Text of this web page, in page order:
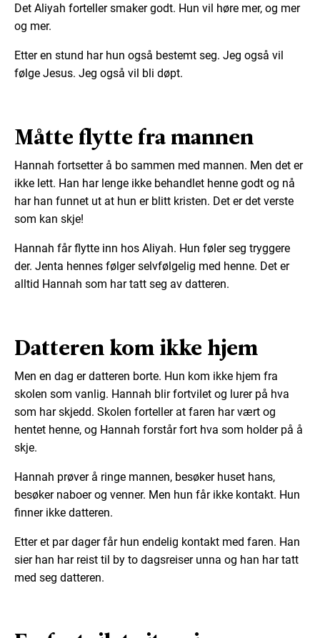
Det Aliyah forteller smaker godt. Hun vil høre mer, og mer
og mer.
Etter en stund har hun også bestemt seg. Jeg også vil
følge Jesus. Jeg også vil bli døpt.
Måtte flytte fra mannen
Hannah fortsetter å bo sammen med mannen. Men det er
ikke lett. Han har lenge ikke behandlet henne godt og nå
har han funnet ut at hun er blitt kristen. Det er det verste
som kan skje!
Hannah får flytte inn hos Aliyah. Hun føler seg tryggere
der. Jenta hennes følger selvfølgelig med henne. Det er
alltid Hannah som har tatt seg av datteren.
Datteren kom ikke hjem
Men en dag er datteren borte. Hun kom ikke hjem fra
skolen som vanlig. Hannah blir fortvilet og lurer på hva
som har skjedd. Skolen forteller at faren har vært og
hentet henne, og Hannah forstår fort hva som holder på å
skje.
Hannah prøver å ringe mannen, besøker huset hans,
besøker naboer og venner. Men hun får ikke kontakt. Hun
finner ikke datteren.
Etter et par dager får hun endelig kontakt med faren. Han
sier han har reist til by to dagsreiser unna og han har tatt
med seg datteren.